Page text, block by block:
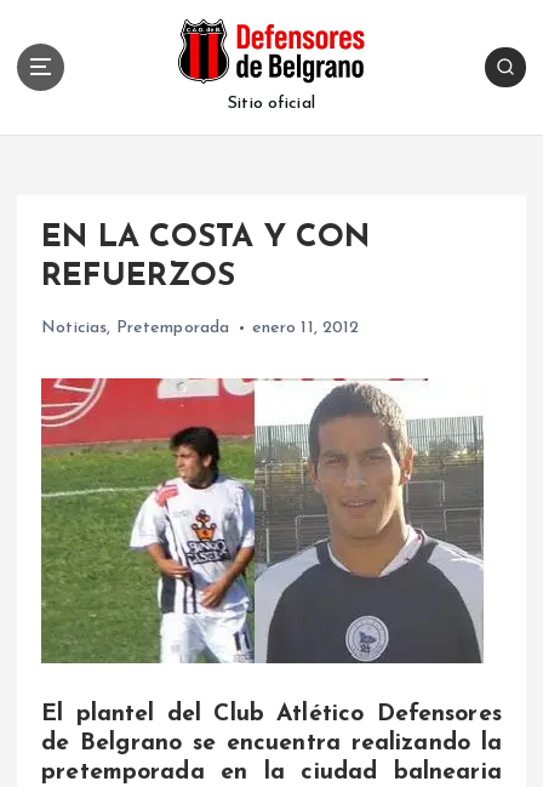
Sitio oficial
EN LA COSTA Y CON
REFUERZOS
Noticias, Pretemporada enero 11, 2012
El plantel del Club Atlético Defensores
de Belgrano se encuentra realizando la
pretemporada en la ciudad balnearia